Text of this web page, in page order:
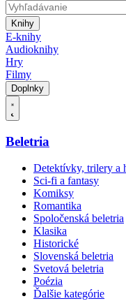
Knihy
E-knihy
Audioknihy
Hry
Filmy
Doplnky
Beletria
Detektívky, trilery a
Sci-fi a fantasy
Komiksy
Romantika
Spoločenská beletria
Klasika
Historické
Slovenská beletria
Svetová beletria
Poézia
Ďalšie kategórie